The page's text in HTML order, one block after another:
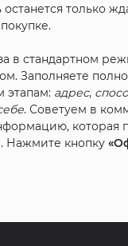
только
в стандартном
Заполняете
этапам: адрес,
. Советуем в
которая
Нажмите кнопку